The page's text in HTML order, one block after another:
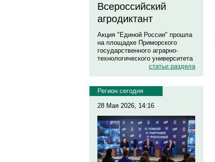
Всероссийский
агродиктант
Акция "Единой России" прошла
на площадке Приморского
государственного аграрно-
технологического университета
статьи раздела
Регион сегодня
28 Мая 2026, 14:16